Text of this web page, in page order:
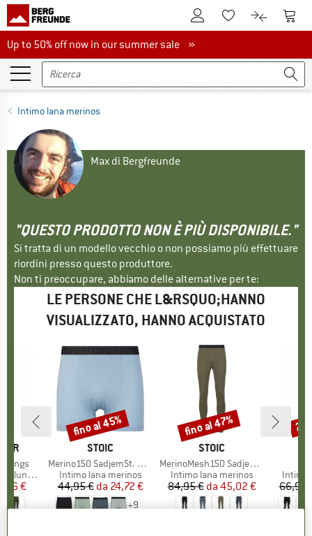
Al conto clienteAlla lista
Al Al
Up to 50% off now in our summer sale
Up to 50% off now in our summer sale »
Intimo lana merinos
Max di Bergfreunde
"QUESTO PRODOTTO NON È PIÙ DISPONIBILE."
Si tratta di un modello vecchio o non possiamo più effettuare
riordini presso questo produttore.
Non ti preoccupare, abbiamo delle alternative per te:
LE PERSONE CHE L&RSQUO;HANNO
VISUALIZZATO, HANNO ACQUISTATO
ridotto
€
MARCHIO
STOIC
Articolo
Merino150 SadjemSt. Boxer
Gruppo di prodotti
Intimo lana merinos
Prezzo
44,95 € Prezzo ridotto
da 24,72 €
+9
Sconto
fino al 45%
MARCHIO
STOIC
Articolo
MerinoMesh150 SadjemSt. Long Pants
Gruppo di prodotti
Intimo lana merinos
Prezzo
84,95 € Prezzo ridotto
da 45,02 €
Sconto
fino al 47%
Intimo
66,95